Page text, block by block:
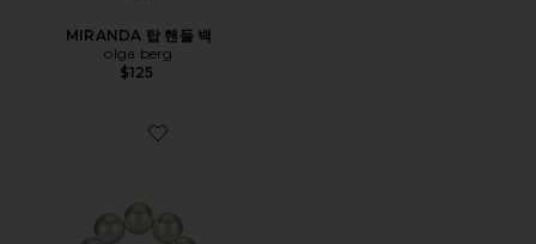
MIRANDA 탑 핸들 백
olga berg
$125
Favorite PETA 핸들 가방